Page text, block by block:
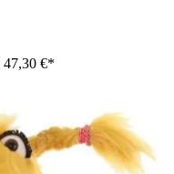
47,30 €*